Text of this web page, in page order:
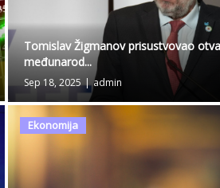
Tomislav Žigmanov prisustvovao
međunarod...
Sep 18, 2025 | admin
Ekonomija